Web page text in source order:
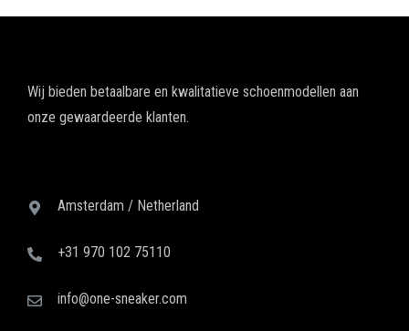
Wij bieden betaalbare en kwalitatieve schoenmodellen aan
onze gewaardeerde klanten.
Amsterdam / Netherland
+31 970 102 75110
info@one-sneaker.com